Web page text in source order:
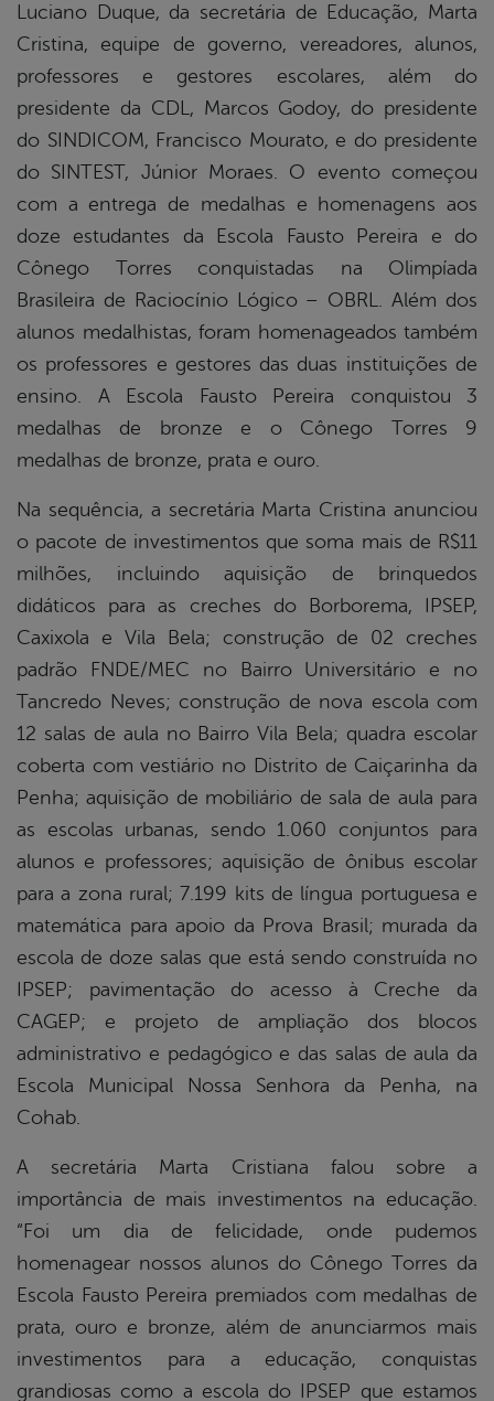
Luciano Duque, da secretária de Educação, Marta
Cristina, equipe de governo, vereadores, alunos,
professores e gestores escolares, além do
presidente da CDL, Marcos Godoy, do presidente
do SINDICOM, Francisco Mourato, e do presidente
do SINTEST, Júnior Moraes. O evento começou
com a entrega de medalhas e homenagens aos
doze estudantes da Escola Fausto Pereira e do
Cônego Torres conquistadas na Olimpíada
Brasileira de Raciocínio Lógico – OBRL. Além dos
alunos medalhistas, foram homenageados também
os professores e gestores das duas instituições de
ensino. A Escola Fausto Pereira conquistou 3
medalhas de bronze e o Cônego Torres 9
medalhas de bronze, prata e ouro.
Na sequência, a secretária Marta Cristina anunciou
o pacote de investimentos que soma mais de R$11
milhões, incluindo aquisição de brinquedos
didáticos para as creches do Borborema, IPSEP,
Caxixola e Vila Bela; construção de 02 creches
padrão FNDE/MEC no Bairro Universitário e no
Tancredo Neves; construção de nova escola com
12 salas de aula no Bairro Vila Bela; quadra escolar
coberta com vestiário no Distrito de Caiçarinha da
Penha; aquisição de mobiliário de sala de aula para
as escolas urbanas, sendo 1.060 conjuntos para
alunos e professores; aquisição de ônibus escolar
para a zona rural; 7.199 kits de língua portuguesa e
matemática para apoio da Prova Brasil; murada da
escola de doze salas que está sendo construída no
IPSEP; pavimentação do acesso à Creche da
CAGEP; e projeto de ampliação dos blocos
administrativo e pedagógico e das salas de aula da
Escola Municipal Nossa Senhora da Penha, na
Cohab.
A secretária Marta Cristiana falou sobre a
importância de mais investimentos na educação.
“Foi um dia de felicidade, onde pudemos
homenagear nossos alunos do Cônego Torres da
Escola Fausto Pereira premiados com medalhas de
prata, ouro e bronze, além de anunciarmos mais
investimentos para a educação, conquistas
grandiosas como a escola do IPSEP que estamos